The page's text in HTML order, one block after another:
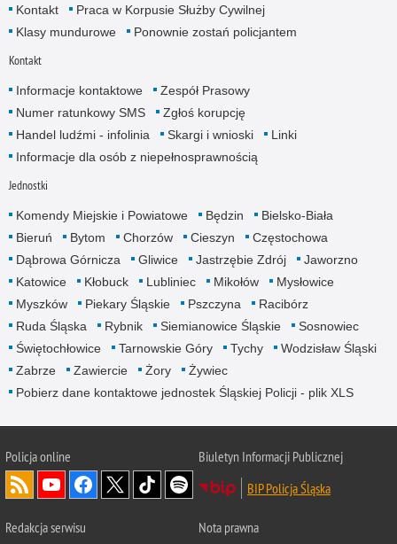
Kontakt
Praca w Korpusie Służby Cywilnej
Klasy mundurowe
Ponownie zostań policjantem
Kontakt
Informacje kontaktowe
Zespół Prasowy
Numer ratunkowy SMS
Zgłoś korupcję
Handel ludźmi - infolinia
Skargi i wnioski
Linki
Informacje dla osób z niepełnosprawnością
Jednostki
Komendy Miejskie i Powiatowe Będzin
Bielsko-Biała
Bieruń
Bytom Chorzów Cieszyn
Częstochowa
Dąbrowa Górnicza
Gliwice Jastrzębie Zdrój
Jaworzno
Katowice
Kłobuck Lubliniec Mikołów
Mysłowice
Myszków
Piekary Śląskie Pszczyna
Racibórz
Ruda Śląska
Rybnik Siemianowice Śląskie
Sosnowiec
Świętochłowice
Tarnowskie Góry Tychy
Wodzisław Śląski
Zabrze
Zawiercie Żory
Żywiec
Pobierz dane kontaktowe jednostek Śląskiej Policji - plik XLS
Policja online
Biuletyn Informacji Publicznej
BIP Policja Śląska
Redakcja serwisu
Nota prawna